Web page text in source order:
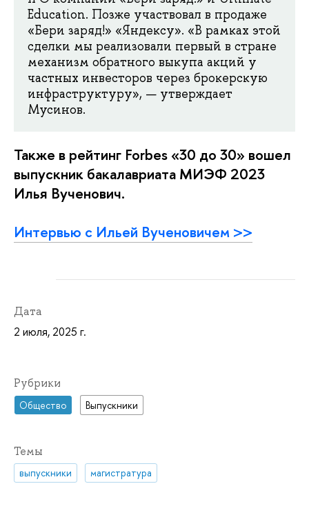
Education. Позже участвовал в продаже
«Бери заряд!» «Яндексу». «В рамках этой
сделки мы реализовали первый в стране
механизм обратного выкупа акций у
частных инвесторов через брокерскую
инфраструктуру», — утверждает
Мусинов.
Также в рейтинг Forbes «30 до 30» вошел
выпускник бакалавриата МИЭФ 2023
Илья Вученович.
Интервью с Ильей Вученовичем >>
Дата
2 июля, 2025 г.
Рубрики
Общество Выпускники
Темы
выпускники магистратура